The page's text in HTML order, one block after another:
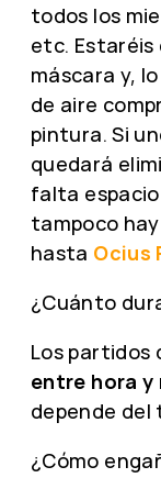
todos los
etc. Estaréis
máscara y,
de aire
pintura. Si
quedará
falta
tampoco
hasta Ocius
¿Cuánto
Los partidos
entre hora y
depende del
¿Cómo